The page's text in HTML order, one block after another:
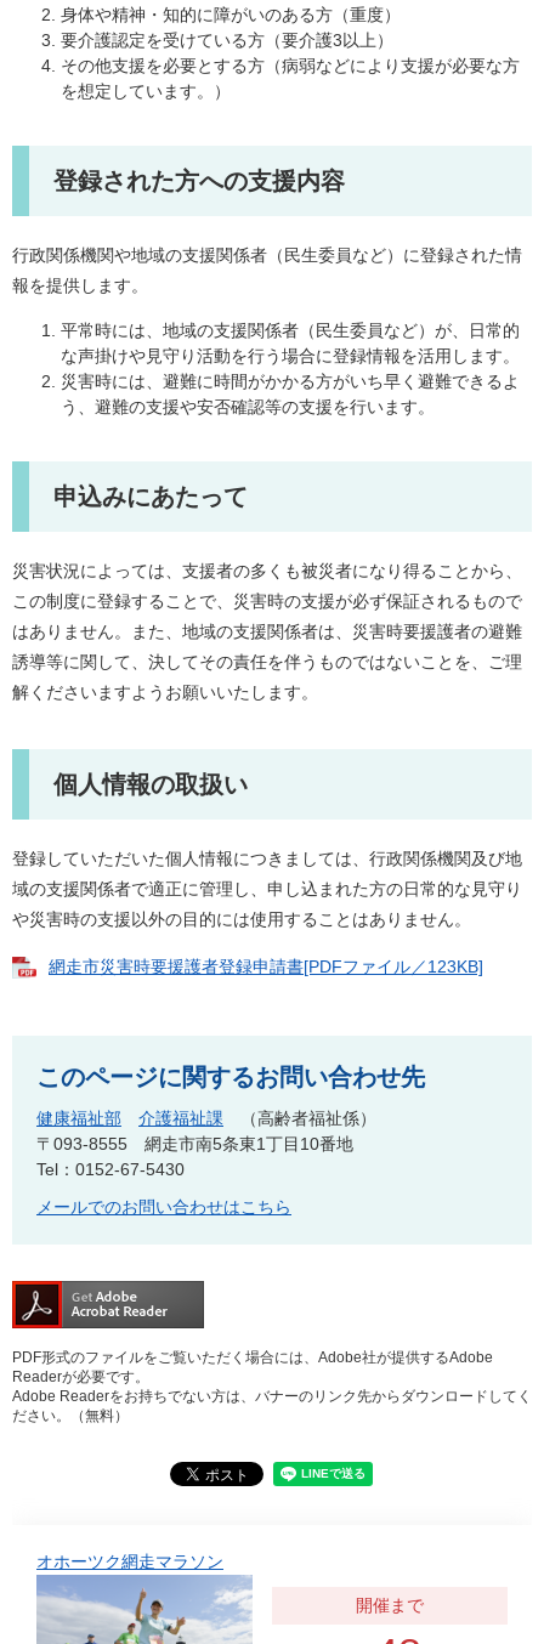
身体や精神・知的に障がいのある方（重度）
要介護認定を受けている方（要介護3以上）
その他支援を必要とする方（病弱などにより支援が必要な方
を想定しています。）
登録された方への支援内容
行政関係機関や地域の支援関係者（民生委員など）に登録された情
報を提供します。
平常時には、地域の支援関係者（民生委員など）が、日常的
な声掛けや見守り活動を行う場合に登録情報を活用します。
災害時には、避難に時間がかかる方がいち早く避難できるよ
う、避難の支援や安否確認等の支援を行います。
申込みにあたって
災害状況によっては、支援者の多くも被災者になり得ることから、
この制度に登録することで、災害時の支援が必ず保証されるもので
はありません。また、地域の支援関係者は、災害時要援護者の避難
誘導等に関して、決してその責任を伴うものではないことを、ご理
解くださいますようお願いいたします。
個人情報の取扱い
登録していただいた個人情報につきましては、行政関係機関及び地
域の支援関係者で適正に管理し、申し込まれた方の日常的な見守り
や災害時の支援以外の目的には使用することはありません。
網走市災害時要援護者登録申請書[PDFファイル／123KB]
このページに関するお問い合わせ先
健康福祉部 介護福祉課
高齢者福祉係
〒093-8555
網走市南5条東1丁目10番地
Tel：0152-67-5430
メールでのお問い合わせはこちら
PDF形式のファイルをご覧いただく場合には、Adobe社が提供するAdobe
Readerが必要です。
Adobe Readerをお持ちでない方は、バナーのリンク先からダウンロードしてく
ださい。（無料）
オホーツク網走マラソン